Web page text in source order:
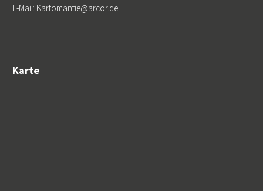
E-Mail: Kartomantie@arcor.de
Karte